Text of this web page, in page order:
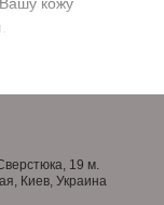
Киев, Украина